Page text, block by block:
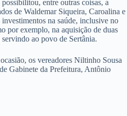
entre outras coisas, a
de Waldemar Siqueira, Caroalina e
na saúde, inclusive no
por exemplo, na aquisição de duas
ao povo de Sertânia.
os vereadores Niltinho Sousa
Gabinete da Prefeitura, Antônio